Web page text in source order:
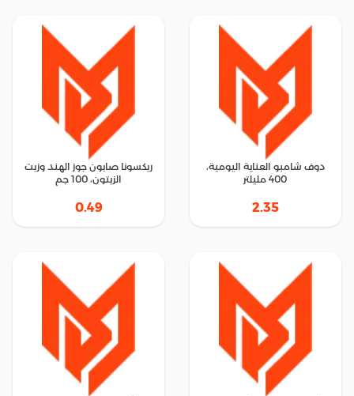
دوف شامبو العناية اليومية،
400 مليلتر
2.35
ريكسونا صابون جوز الهند وزيت
الزيتون، 100 جم
0.49